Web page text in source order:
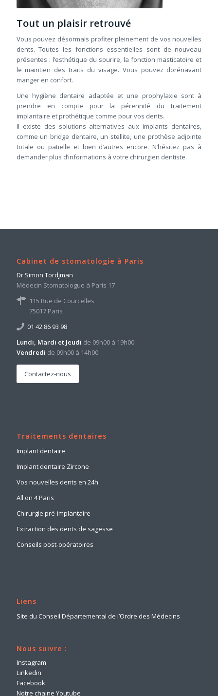
Tout un plaisir retrouvé
Vous pouvez désormais profiter pleinement de vos nouvelles
dents. Toutes les fonctions essentielles sont de nouveau
présentes : l’esthétique du sourire, la fonction masticatoire et
le maintien des traits du visage. Vous pouvez dorénavant
manger en confort.
Une hygiène dentaire adaptée et une prophylaxie sont à
prendre en compte pour la pérennité du traitement
implantaire et prothétique comme pour vos dents.
Il existe des solutions alternatives aux implants dentaires,
comme un bridge dentaire, un stellite, une prothèse adjointe
totale ou patielle et bien d’autres encore. N’hésitez pas à
demander plus d’informations à votre chirurgien dentiste.
Cabinet de stomatologie à Paris
Dr Simon Tordjman
Médecin Stomatologue à Paris 17
115 Rue de Courcelles
75017 Paris
01 42 86 93 98
Lundi, Mardi et Jeudi de 09h00 à 19h00
Vendredi de 09h00 à 14h00
Contactez-nous
Traitements dentaires
Implant dentaire
Implant dentaire Zircone
Vos nouvelles dents en 24h
All on 4 Paris
Chirurgie pré-implantaire
Extraction des dents de sagesse
Conseils post-opératoires
Liens
Site du Conseil Départemental de l’Ordre des Médecins
Nous suivre :
Instagram
Linkedin
Facebook
Notre chaine Youtube